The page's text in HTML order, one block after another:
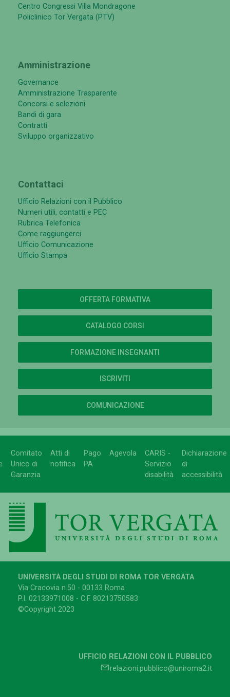
Centro Congressi Villa Mondragone
Policlinico Tor Vergata (PTV)
Amministrazione
Governance
Amministrazione Trasparente
Concorsi e selezioni
Bandi di gara
Contratti
Sviluppo organizzativo
Contattaci
Ufficio Relazioni con il Pubblico
Numeri utili, contatti e PEC
Rubrica Telefonica
Come raggiungerci
Ufficio Comunicazione
Ufficio Stampa
OFFERTA FORMATIVA
CATALOGO CORSI
FORMAZIONE INSEGNANTI
ISCRIVITI
COMUNICAZIONE
Comitato
Unico di
Garanzia
Atti di
notifica
Pago
PA
Agevola
CARIS -
Servizio
disabilità
Dichiarazione
di
accessibilità
UNIVERSITÀ DEGLI STUDI DI ROMA TOR VERGATA
Via Cracovia n.50 - 00133 Roma
P.I. 02133971008 - C.F. 80213750583
©Copyright 2023
UFFICIO RELAZIONI CON IL PUBBLICO
relazioni.pubblico@uniroma2.it